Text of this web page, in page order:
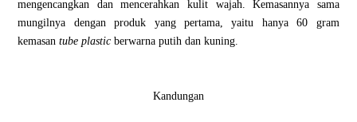
mengencangkan dan mencerahkan kulit wajah. Kemasannya sama
mungilnya dengan produk yang pertama, yaitu hanya 60 gram
kemasantube plasticberwarna putih dan kuning.
Kandungan